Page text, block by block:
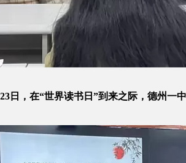
日，在“世界读书日”到来之际，德州一